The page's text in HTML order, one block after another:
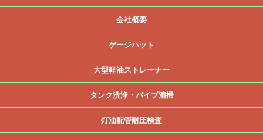
会社概要
ゲージハット
大型軽油ストレーナー
タンク洗浄・パイプ清掃
灯油配管耐圧検査